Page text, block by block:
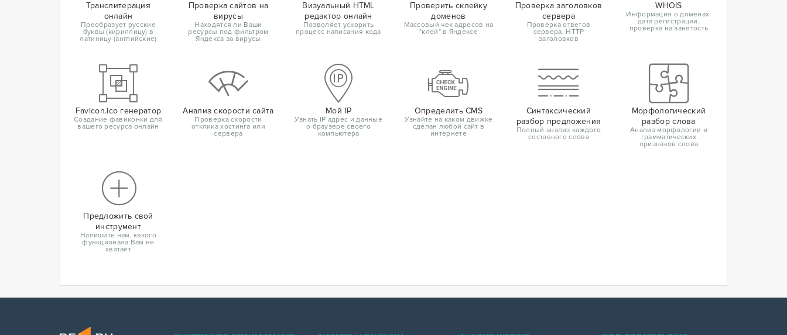
Транслитерация
онлайн
Преобразует русские
буквы (кириллицу) в
латиницу (английские)
Проверка сайтов на
вирусы
Находятся ли Ваши
ресурсы под фильтром
Яндекса за вирусы
Визуальный HTML
редактор онлайн
Позволяет ускорить
процесс написания кода
Проверить склейку
доменов
Массовый чек адресов на
"клей" в Яндексе
Проверка заголовков
сервера
Проверка ответов
сервера, HTTP
заголовков
WHOIS
Информация о доменах:
дата регистрации,
проверка на занятость
Favicon.ico генератор
Создание фавиконки для
вашего ресурса онлайн
Анализ скорости сайта
Проверка скорости
отклика хостинга или
сервера
Мой IP
Узнать IP адрес и данные
о браузере своего
компьютера
Определить CMS
Узнайте на каком движке
сделан любой сайт в
интернете
Синтаксический
разбор предложения
Полный анализ каждого
составного слова
Морфологический
разбор слова
Анализ морфологии и
грамматических
признаков слова
Предложить свой
инструмент
Напишите нам, какого
функционала Вам не
хватает